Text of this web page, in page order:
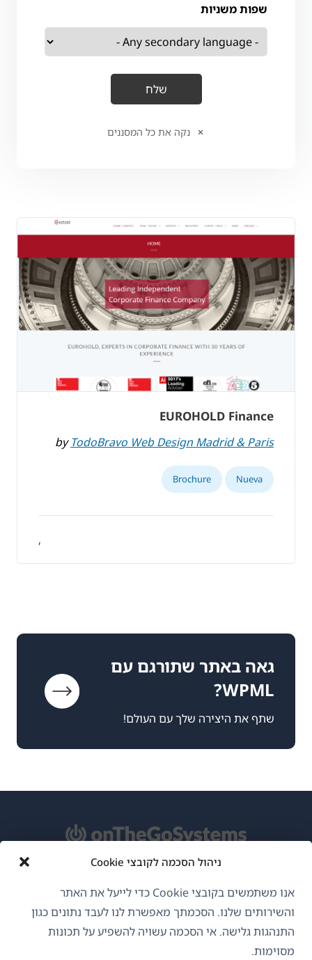
ניהול הסכמה לקובצי Cookie
אנו משתמשים בקובצי Cookie כדי לייעל את האתר
והשירותים שלנו. הסכמתך מאפשרת לנו לעבד נתונים כגון
התנהגות גלישה. אי הסכמה עשויה להשפיע על תכונות
מסוימות.
שפות משניות
נקה את כל המסננים
EUROHOLD Finance
byTodoBravo Web Design Madrid & Paris
Nueva
Brochure
,
גאה באתר שתורגם עם
WPML?
שתף את היצירה שלך עם העולם!
GDPR ומדיניות פרטיות
הצטרף לצוות שלנו(נפתח